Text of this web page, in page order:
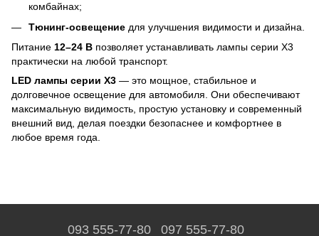
комбайнах;
Тюнинг-освещение для улучшения видимости и дизайна.
Питание 12–24 В позволяет устанавливать лампы серии X3
практически на любой транспорт.
LED лампы серии X3 — это мощное, стабильное и
долговечное освещение для автомобиля. Они обеспечивают
максимальную видимость, простую установку и современный
внешний вид, делая поездки безопаснее и комфортнее в
любое время года.
093 555-77-80 097 555-77-80